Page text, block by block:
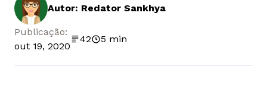
Autor: Redator Sankhya
Publicação:
out 19, 2020
42 5 min